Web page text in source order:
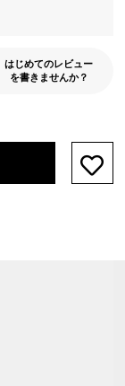
はじめてのレビュー
を書きませんか？